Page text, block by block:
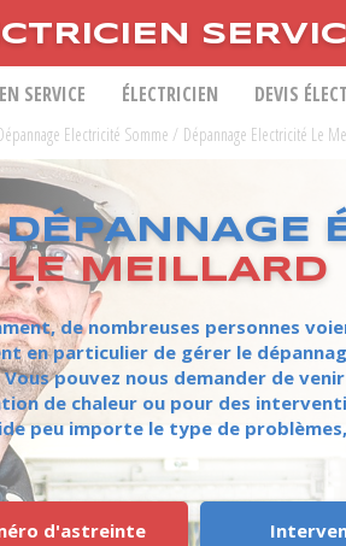
SERVICE ÉLECTRICIEN DEVIS
Electricité Somme / Dépannage Electricité Le
DÉPANNAGE
LE MEILLARD
de nombreuses personnes
en particulier de gérer le
Vous pouvez nous demander de
de chaleur ou pour des
peu importe le type de problèmes,
d'astreinte